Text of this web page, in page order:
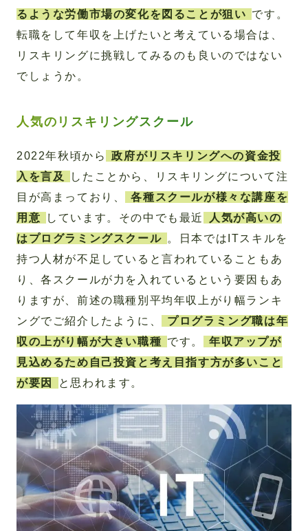
るような労働市場の変化を図ることが狙い です。
転職をして年収を上げたいと考えている場合は、
リスキリングに挑戦してみるのも良いのではない
でしょうか。
人気のリスキリングスクール
2022年秋頃から
政府がリスキリングへの資金投
入を言及
したことから、リスキリングについて注
目が高まっており、
各種スクールが様々な講座を
用意
しています。その中でも最近
人気が高いの
はプログラミングスクール 。日本ではITスキルを
持つ人材が不足していると言われていることもあ
り、各スクールが力を入れているという要因もあ
りますが、前述の職種別平均年収上がり幅ランキ
ングでご紹介したように、
プログラミング職は年
収の上がり幅が大きい職種 です。
年収アップが
見込めるため自己投資と考え目指す方が多いこと
が要因
と思われます。